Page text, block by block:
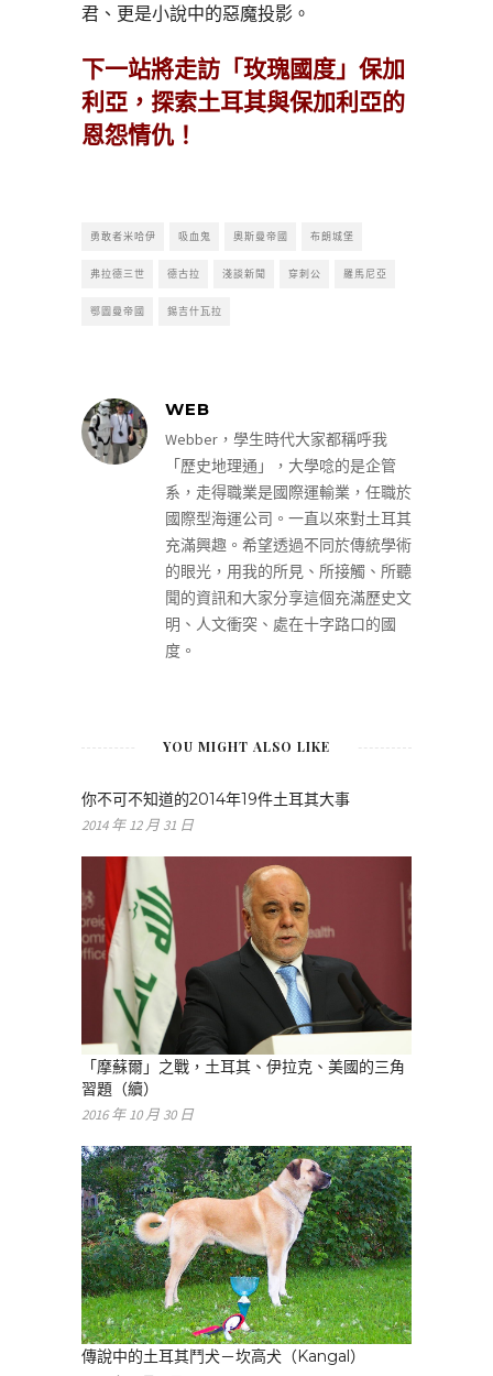
君、更是小說中的惡魔投影。
下一站將走訪「玫瑰國度」保加
利亞，探索土耳其與保加利亞的
恩怨情仇！
勇敢者米哈伊 吸血鬼 奧斯曼帝國 布朗城堡
弗拉德三世 德古拉 淺談新聞 穿刺公 羅馬尼亞
鄂圖曼帝國 錫吉什瓦拉
WEB
Webber，學生時代大家都稱呼我
「歷史地理通」，大學唸的是企管
系，走得職業是國際運輸業，任職於
國際型海運公司。一直以來對土耳其
充滿興趣。希望透過不同於傳統學術
的眼光，用我的所見、所接觸、所聽
聞的資訊和大家分享這個充滿歷史文
明、人文衝突、處在十字路口的國
度。
YOU MIGHT ALSO LIKE
你不可不知道的2014年19件土耳其大事
2014 年 12 月 31 日
「摩蘇爾」之戰，土耳其、伊拉克、美國的三角
習題（續）
2016 年 10 月 30 日
傳說中的土耳其鬥犬－坎高犬（Kangal）